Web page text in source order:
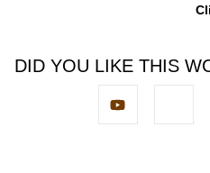
DID YOU LIKE THIS